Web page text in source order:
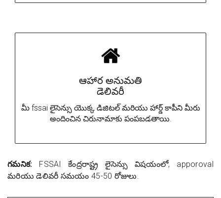
ఆహార అనుమతి
డెలివరీ
మీ fssai లైసెన్సు యొక్క డిజిటల్ మరియు హార్డ్ కాపీని మీరు
అందించిన చిరునామాకు పంపబడతాయి.
గమనిక: FSSAI కేంద్రరాష్ట్ర లైసెన్సు విషయంలో, apporoval
మరియు డెలివరీ సమయం 45-50 రోజులు.